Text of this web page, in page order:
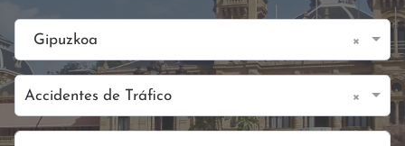
Gipuzkoa ×
Accidentes de Tráfico ×